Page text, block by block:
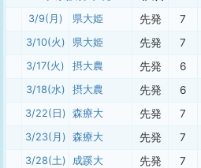
3/9(月) 県大姫 先発 7
3/10(火) 県大姫 先発 7
3/17(火) 摂大農 先発 6
3/18(水) 摂大農 先発 6
3/22(日) 森療大 先発 7
3/23(月) 森療大 先発 7
3/28(土) 成蹊大 先発 7